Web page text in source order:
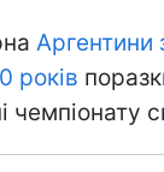
Аргентини
років
чемпіонату